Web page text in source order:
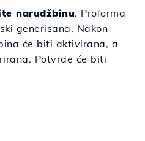
narudžbinu. Proforma
generisana. Nakon
će biti aktivirana, a
Potvrde će biti